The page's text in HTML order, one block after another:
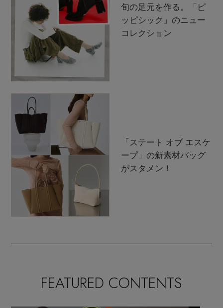
旬の足元を作る。「ピ
ッピシック」のニュー
コレクション
「ステート オブ エスケ
ープ」の新素材バッグ
がスタメン！
FEATURED CONTENTS